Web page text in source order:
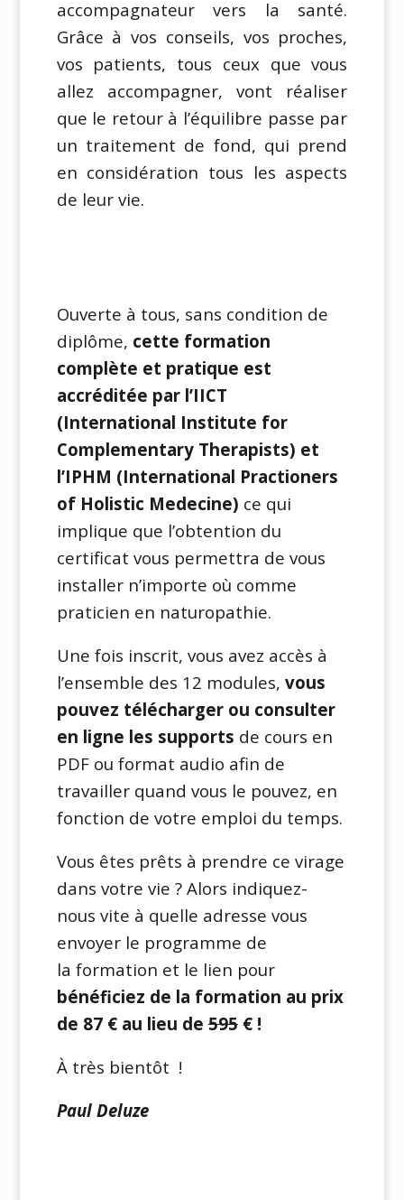
accompagnateur vers la santé.
Grâce à vos conseils, vos proches,
vos patients, tous ceux que vous
allez accompagner, vont réaliser
que le retour à l’équilibre passe par
un traitement de fond, qui prend
en considération tous les aspects
de leur vie.
Ouverte à tous, sans condition de
diplôme, cette formation
complète et pratique est
accréditée par l’IICT
(International Institute for
Complementary Therapists) et
l’IPHM (International Practioners
of Holistic Medecine) ce qui
implique que l’obtention du
certificat vous permettra de vous
installer n’importe où comme
praticien en naturopathie.
Une fois inscrit, vous avez accès à
l’ensemble des 12 modules, vous
pouvez télécharger ou consulter
en ligne les supports de cours en
PDF ou format audio afin de
travailler quand vous le pouvez, en
fonction de votre emploi du temps.
Vous êtes prêts à prendre ce virage
dans votre vie ? Alors indiquez-
nous vite à quelle adresse vous
envoyer le programme de
la formation et le lien pour
bénéficiez de la formation au prix
de 87 € au lieu de595€ !
À très bientôt !
Paul Deluze